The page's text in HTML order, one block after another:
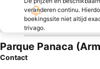
veranderen continu.
boekingssite niet altijd
trivago.
Parque Panaca
Contact